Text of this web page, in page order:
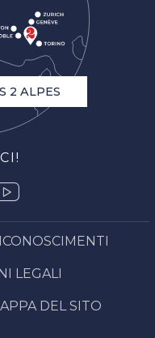
2 ALPES
LEGALI
DEL SITO